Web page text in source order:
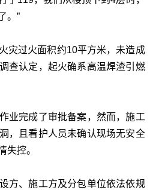
。”
灾过火面积约10平方米，未造成
查认定，起火确系高温焊渣引燃
业完成了审批备案，然而，施工
，且看护人员未确认现场无安全
失控。
方、施工方及分包单位依法依规